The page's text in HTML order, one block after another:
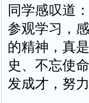
同学感叹道
参观学习，
的精神，真
史、不忘使
发成才，努